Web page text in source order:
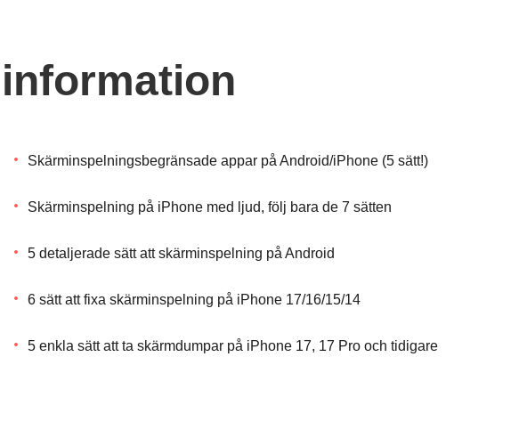
Skärminspelningsbegränsade appar på Android/iPhone (5 sätt!)
Skärminspelning på iPhone med ljud, följ bara de 7 sätten
5 detaljerade sätt att skärminspelning på Android
6 sätt att fixa skärminspelning på iPhone 17/16/15/14
5 enkla sätt att ta skärmdumpar på iPhone 17, 17 Pro och tidigare